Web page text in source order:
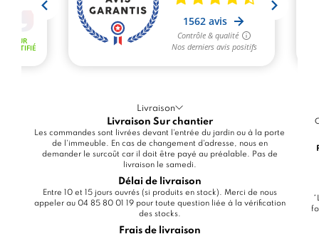
Livraison
Livraison Sur chantier
Les commandes sont livrées devant l'entrée du jardin ou à la porte
de l'immeuble. En cas de changement d'adresse, nous en
demander le surcoût car il doit être payé au préalable. Pas de
livraison le samedi.
Délai de livraison
Entre 10 et 15 jours ouvrés (si produits en stock). Merci de nous
appeler au 04 85 80 01 19 pour toute question liée à la vérification
des stocks.
Frais de livraison